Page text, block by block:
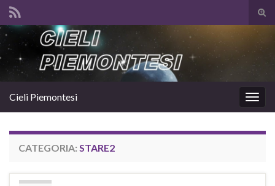
il
Search for:
la
Cieli Piemontesi
CATEGORIA: STARE2